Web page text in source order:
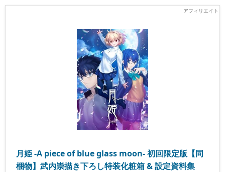
月姫 -A piece of blue glass moon- 初回限定版【同
梱物】武内崇描き下ろし特装化粧箱 & 設定資料集